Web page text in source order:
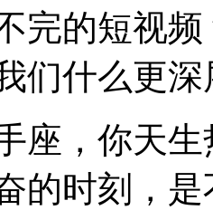
完的短视
们什么更
座，你天
的时刻，